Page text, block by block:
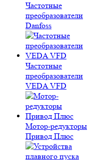
Частотные
преобразователи
Danfoss
Частотные
преобразователи
VEDA VFD
Мотор-редукторы
Привод Плюс